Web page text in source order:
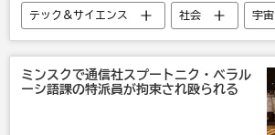
テック＆サイエンス 社会 宇宙
ミンスクで通信社スプートニク・ベラル
ーシ語課の特派員が拘束され殴られる